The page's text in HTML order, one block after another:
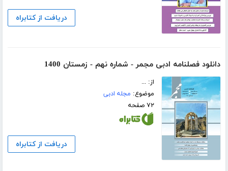
دریافت از کتابراه
دانلود فصلنامه ادبی مجمر - شماره نهم - زمستان 1400
از: ...
موضوع: مجله ادبی
۷۲ صفحه
دریافت از کتابراه